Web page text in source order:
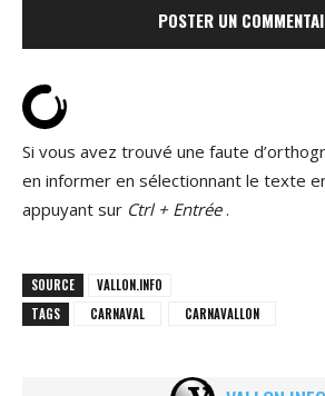
Si vous avez trouvé une faute
en informer en sélectionnant le texte
appuyant sur Ctrl + Entrée.
SOURCE
VALLON.INFO
TAGS
CARNAVAL CARNAVALLON